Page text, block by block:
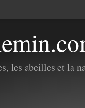
les abeilles et la